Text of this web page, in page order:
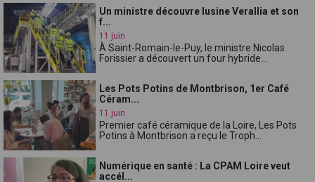
Un ministre découvre lusine Verallia et son
f...
11 juin
À Saint-Romain-le-Puy, le ministre Nicolas
Forissier a découvert un four hybride...
Les Pots Potins de Montbrison, 1er Café
Céram...
11 juin
Premier café céramique de la Loire, Les Pots
Potins à Montbrison a reçu le Troph...
Numérique en santé : La CPAM Loire veut
accél...